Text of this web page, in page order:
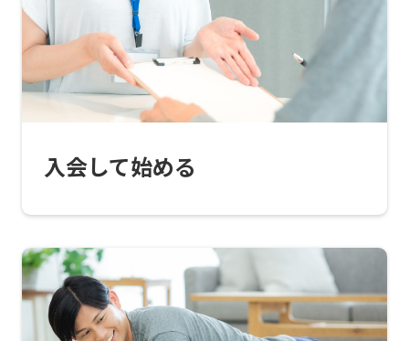
入会して始める
Click
the
link
below
(start
to
to
the
top